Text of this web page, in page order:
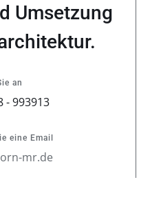
Umsetzung
an
- 993913
eine Email
mr.de